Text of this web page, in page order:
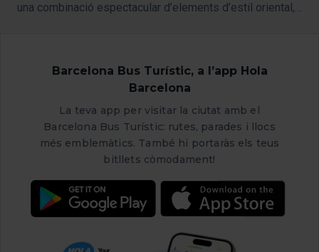
una combinació espectacular d’elements d’estil oriental,
Barcelona Bus Turístic, a l’app Hola
Barcelona
La teva app per visitar la ciutat amb el
Barcelona Bus Turístic: rutes, parades i llocs
més emblemàtics. També hi portaràs els teus
bitllets còmodament!